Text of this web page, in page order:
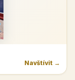
Navštívit →